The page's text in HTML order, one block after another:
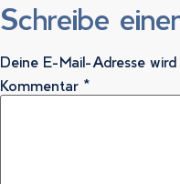
Schreibe
Deine E-Mail-Adresse
Kommentar *